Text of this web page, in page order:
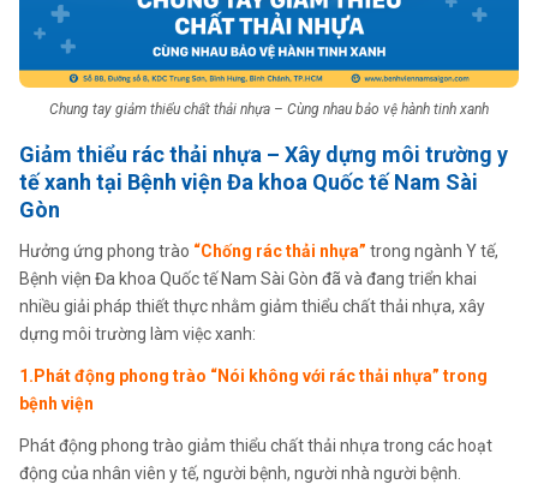
Chung tay giảm thiểu chất thải nhựa – Cùng nhau bảo vệ hành tinh xanh
Giảm thiểu rác thải nhựa – Xây dựng môi trường y
tế xanh tại Bệnh viện Đa khoa Quốc tế Nam Sài
Gòn
Hưởng ứng phong trào “Chống rác thải nhựa” trong ngành Y tế,
Bệnh viện Đa khoa Quốc tế Nam Sài Gòn đã và đang triển khai
nhiều giải pháp thiết thực nhằm giảm thiểu chất thải nhựa, xây
dựng môi trường làm việc xanh:
1.Phát động phong trào “Nói không với rác thải nhựa” trong
bệnh viện
Phát động phong trào giảm thiểu chất thải nhựa trong các hoạt
động của nhân viên y tế, người bệnh, người nhà người bệnh.